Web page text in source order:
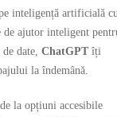
inteligență artificială
de ajutor inteligent
date, ChatGPT îți
la îndemână.
la opțiuni accesibile